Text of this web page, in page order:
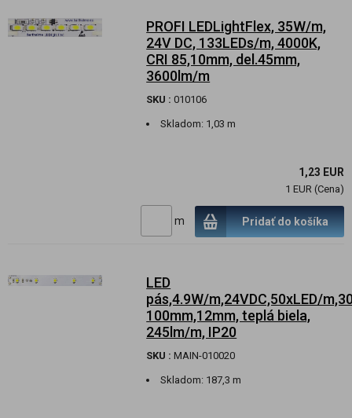
PROFI LEDLightFlex, 35W/m,
24V DC, 133LEDs/m, 4000K,
CRI 85,10mm, del.45mm,
3600lm/m
SKU : 010106
Skladom: 1,03 m
1,23 EUR
1 EUR (Cena)
m Pridať do košíka
LED
pás,4.9W/m,24VDC,50xLED/
100mm,12mm, teplá biela,
245lm/m, IP20
SKU : MAIN-010020
Skladom: 187,3 m